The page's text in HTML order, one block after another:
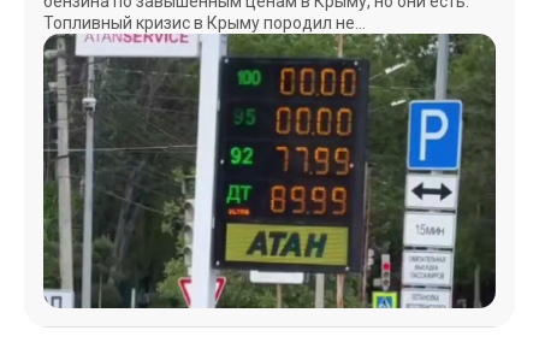
Топливный кризис в Крыму породил не…